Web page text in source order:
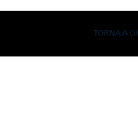
TORNA A